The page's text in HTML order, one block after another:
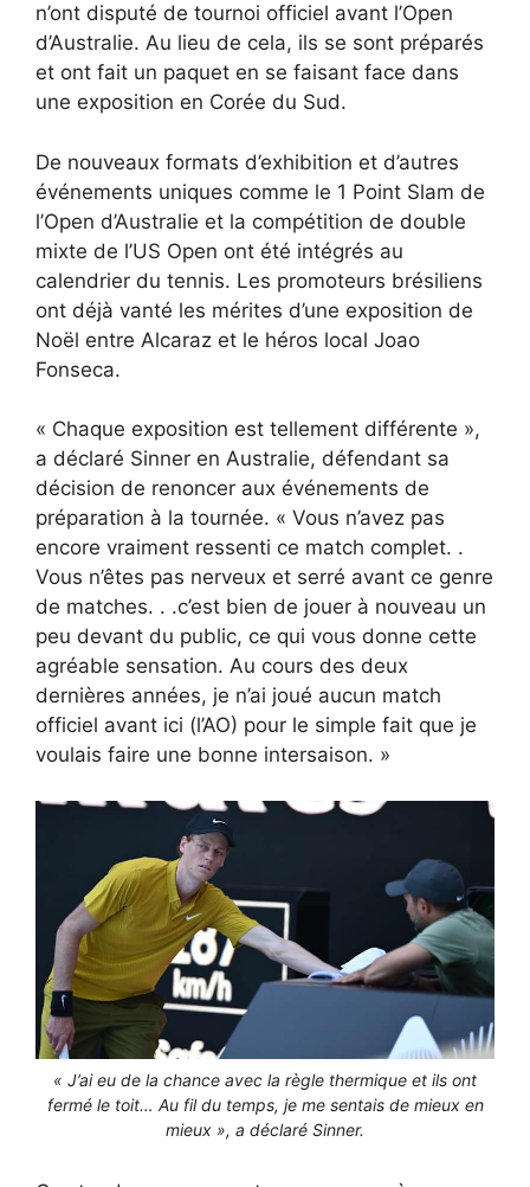
n’ont disputé de tournoi officiel avant l’Open
d’Australie. Au lieu de cela, ils se sont préparés
et ont fait un paquet en se faisant face dans
une exposition en Corée du Sud.
De nouveaux formats d’exhibition et d’autres
événements uniques comme le 1 Point Slam de
l’Open d’Australie et la compétition de double
mixte de l’US Open ont été intégrés au
calendrier du tennis. Les promoteurs brésiliens
ont déjà vanté les mérites d’une exposition de
Noël entre Alcaraz et le héros local Joao
Fonseca.
« Chaque exposition est tellement différente »,
a déclaré Sinner en Australie, défendant sa
décision de renoncer aux événements de
préparation à la tournée. « Vous n’avez pas
encore vraiment ressenti ce match complet. .
Vous n’êtes pas nerveux et serré avant ce genre
de matches. . .c’est bien de jouer à nouveau un
peu devant du public, ce qui vous donne cette
agréable sensation. Au cours des deux
dernières années, je n’ai joué aucun match
officiel avant ici (l’AO) pour le simple fait que je
voulais faire une bonne intersaison. »
« J’ai eu de la chance avec la règle thermique et ils ont
fermé le toit… Au fil du temps, je me sentais de mieux en
mieux », a déclaré Sinner.